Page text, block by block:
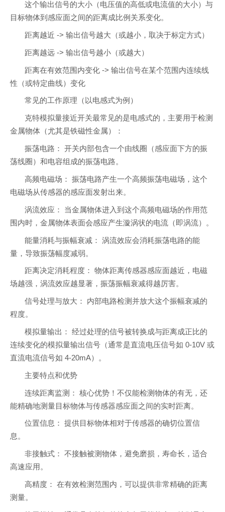
这个输出信号的大小（电压值的高低或电流值的大小）与
目标物体到感应面之间的距离成比例关系变化。
距离越近 -> 输出信号越大（或越小，取决于标定方式）
距离越远 -> 输出信号越小（或越大）
距离在有效范围内变化 -> 输出信号在某个范围内连续线
性（或特定曲线）变化
常见的工作原理（以电感式为例）
克特模拟量接近开关最常见的是电感式的，主要用于检测
金属物体（尤其是铁磁性金属）：
振荡电路： 开关内部包含一个由线圈（感应面下方的振
荡线圈）和电容组成的振荡电路。
高频电磁场： 振荡电路产生一个高频振荡电磁场，这个
电磁场从传感器的感应面发射出来。
涡流效应： 当金属物体进入到这个高频电磁场的作用范
围内时，金属物体表面会感应产生漩涡状的电流（即涡流）。
能量消耗与振幅衰减： 涡流效应会消耗振荡电路的能
量，导致振荡幅度减弱。
距离决定消耗程度： 物体距离传感器感应面越近，电磁
场越强，涡流效应越显著，振荡振幅衰减得越厉害。
信号处理与放大： 内部电路检测并放大这个振幅衰减的
程度。
模拟量输出： 经过处理的信号被转换成与距离成正比的
连续变化的模拟量输出信号（通常是直流电压信号如 0-10V 或
直流电流信号如 4-20mA）。
主要特点和优势
连续距离监测： 核心优势！不仅能检测物体的有无，还
能精确地测量目标物体与传感器感应面之间的实时距离。
位置信息： 提供目标物体相对于传感器的确切位置信
息。
非接触式： 不接触被测物体，避免磨损，寿命长，适合
高速应用。
高精度： 在有效检测范围内，可以提供非常精确的距离
测量。